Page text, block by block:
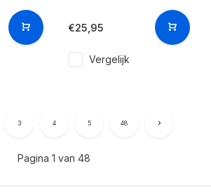
€25,95
Vergelijk
Pagina 1 van 48
3 4 5 48